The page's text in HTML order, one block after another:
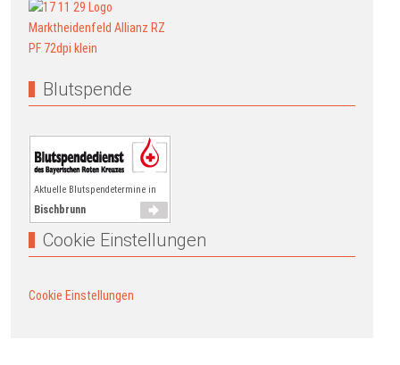
Blutspende
Aktuelle Blutspendetermine in
Bischbrunn
Cookie Einstellungen
Cookie Einstellungen